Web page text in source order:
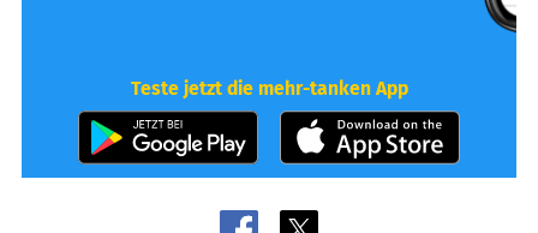
Teste jetzt die mehr-tanken App